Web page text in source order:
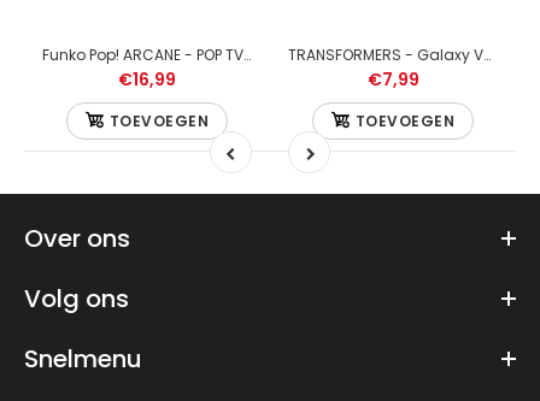
Funko Pop! ARCANE - POP TV N° 1602 - Jinx
€16,99
TOEVOEGEN
TRANSFORMERS - Galaxy Version 05 - Model Kit Blokees figure (1 stuk)
€7,99
TOEVOEGEN
Over ons
Volg ons
Snelmenu